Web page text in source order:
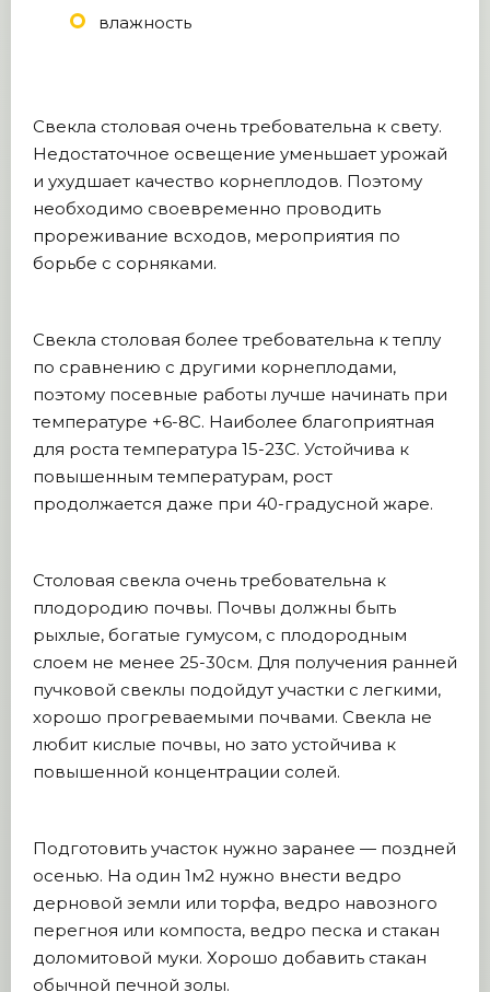
влажность
Свекла столовая очень требовательна к свету.
Недостаточное освещение уменьшает урожай
и ухудшает качество корнеплодов. Поэтому
необходимо своевременно проводить
прореживание всходов, мероприятия по
борьбе с сорняками.
Cвекла столовая более требовательна к теплу
по сравнению с другими корнеплодами,
поэтому посевные работы лучше начинать при
температуре +6-8С. Наиболее благоприятная
для роста температура 15-23С. Устойчива к
повышенным температурам, рост
продолжается даже при 40-градусной жаре.
Столовая свекла очень требовательна к
плодородию почвы. Почвы должны быть
рыхлые, богатые гумусом, с плодородным
слоем не менее 25-30см. Для получения ранней
пучковой свеклы подойдут участки с легкими,
хорошо прогреваемыми почвами. Свекла не
любит кислые почвы, но зато устойчива к
повышенной концентрации солей.
Подготовить участок нужно заранее — поздней
осенью. На один 1м2 нужно внести ведро
дерновой земли или торфа, ведро навозного
перегноя или компоста, ведро песка и стакан
доломитовой муки. Хорошо добавить стакан
обычной печной золы.